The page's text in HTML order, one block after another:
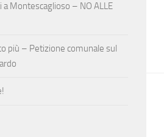
a Montescaglioso – NO ALLE
più – Petizione comunale sul